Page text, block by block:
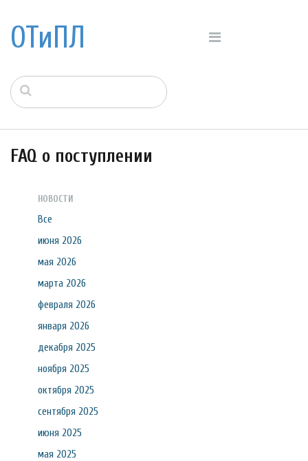
ОТиПЛ
FAQ о поступлении
НОВОСТИ
Все
июня 2026
мая 2026
марта 2026
февраля 2026
января 2026
декабря 2025
ноября 2025
октября 2025
сентября 2025
июня 2025
мая 2025